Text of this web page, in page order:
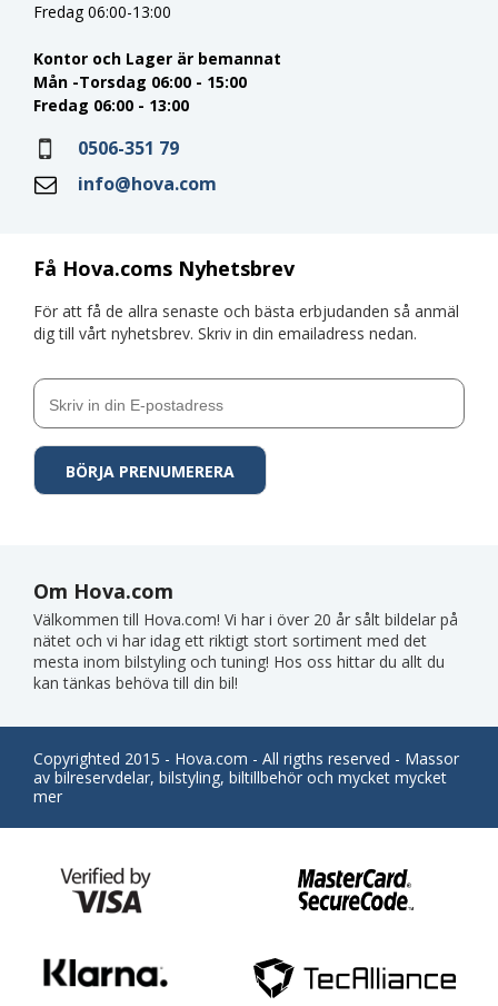
Få Hova.coms Nyhetsbrev
För att få de allra senaste och bästa erbjudanden så anmäl
dig till vårt nyhetsbrev. Skriv in din emailadress nedan.
Fredag 06:00-13:00
Kontor och Lager är bemannat
Mån -Torsdag 06:00 - 15:00
Fredag 06:00 - 13:00
0506-351 79
info@hova.com
Om Hova.com
Välkommen till Hova.com! Vi har i över 20 år sålt bildelar på
nätet och vi har idag ett riktigt stort sortiment med det
mesta inom bilstyling och tuning! Hos oss hittar du allt du
kan tänkas behöva till din bil!
Copyrighted 2015 - Hova.com - All rigths reserved - Massor
av bilreservdelar, bilstyling, biltillbehör och mycket mycket
mer